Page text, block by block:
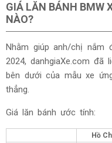
GIÁ LĂN BÁNH BMW
NÀO?
Nhằm giúp anh/chị nắm
2024, danhgiaXe.com
bên dưới của mẫu xe
thẳng.
Giá lăn bánh ước tính:
Hồ